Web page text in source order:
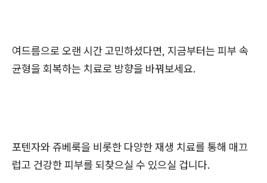
여드름으로 오랜 시간 고민하셨다면, 지금부터는 피부 속
균형을 회복하는 치료로 방향을 바꿔보세요.
포텐자와 쥬베룩을 비롯한 다양한 재생 치료를 통해 매끄
럽고 건강한 피부를 되찾으실 수 있으실 겁니다.